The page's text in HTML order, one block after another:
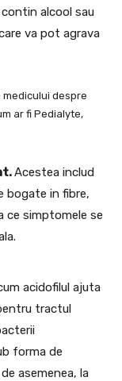
alcool sau
va pot agrava
despre
ar fi Pedialyte,
Acestea includ
bogate in fibre,
ce simptomele se
acidofilul ajuta
tractul
forma de
asemenea, la